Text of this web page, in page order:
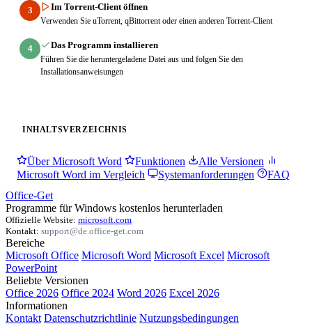
3 Im Torrent-Client öffnen
Verwenden Sie uTorrent, qBittorrent oder einen anderen Torrent-Client
4 Das Programm installieren
Führen Sie die heruntergeladene Datei aus und folgen Sie den
Installationsanweisungen
INHALTSVERZEICHNIS
Über Microsoft Word Funktionen
Alle Versionen
Microsoft Word im Vergleich
Systemanforderungen
FAQ
Office-Get
Programme für Windows kostenlos herunterladen
Offizielle Website: microsoft.com
Kontakt: support@de.office-get.com
Bereiche
Microsoft Office Microsoft Word Microsoft Excel Microsoft
PowerPoint
Beliebte Versionen
Office 2026 Office 2024 Word 2026 Excel 2026
Informationen
Kontakt Datenschutzrichtlinie Nutzungsbedingungen